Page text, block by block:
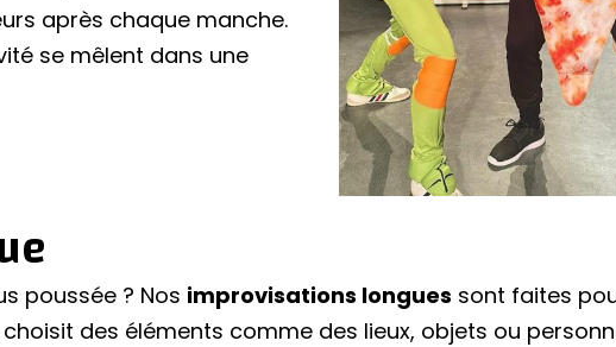
après chaque manche.
se mêlent dans une
poussée ? Nos improvisations longues sont faites
des éléments comme des lieux, objets ou